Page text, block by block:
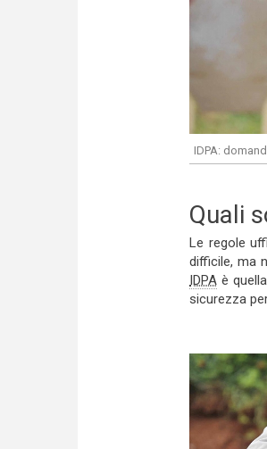
IDPA:
Quali
Le regole
difficile, ma
IDPA è
sicurezza